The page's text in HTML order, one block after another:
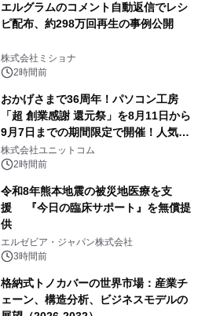
エルグラムのコメント自動返信でレシ
ピ配布、約298万回再生の事例公開
株式会社ミショナ
2時間前
おかげさまで36周年！パソコン工房
「超 創業感謝 還元祭」を8月11日から
9月7日までの期間限定で開催！人気の
ゲーミングPCや高性能ノートPCなど
対象iiyama PCのご購入で最大3万円分
相当を還元
株式会社ユニットコム
2時間前
令和8年熊本地震の被災地医療を支
援 『今日の臨床サポート』を無償提
供
エルゼビア・ジャパン株式会社
3時間前
格納式トノカバーの世界市場：産業チ
ェーン、構造分析、ビジネスモデルの